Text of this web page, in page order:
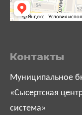
Контакты
Муниципальное
«Сысертская
система»